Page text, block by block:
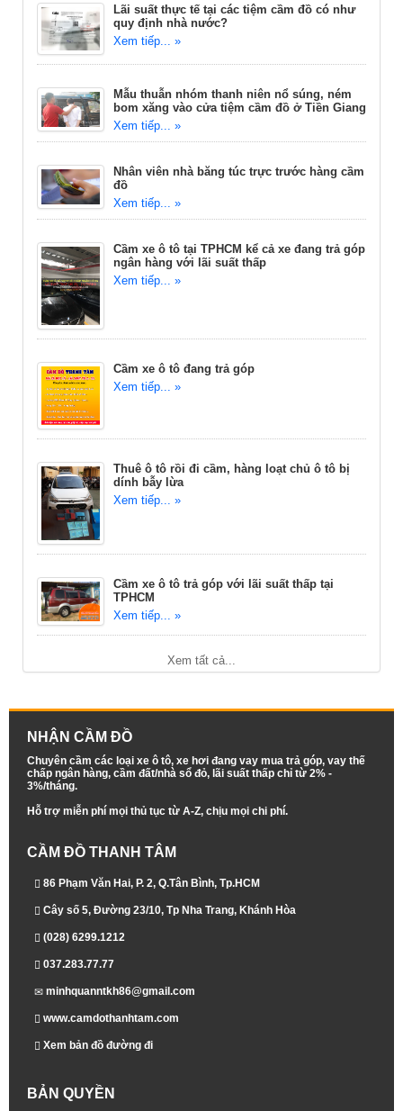
Lãi suất thực tế tại các tiệm cầm đồ có như
quy định nhà nước?
Xem tiếp... »
Mẫu thuẫn nhóm thanh niên nổ súng, ném
bom xăng vào cửa tiệm cầm đồ ở Tiền Giang
Xem tiếp... »
Nhân viên nhà băng túc trực trước hàng cầm
đồ
Xem tiếp... »
Cầm xe ô tô tại TPHCM kể cả xe đang trả góp
ngân hàng với lãi suất thấp
Xem tiếp... »
Cầm xe ô tô đang trả góp
Xem tiếp... »
Thuê ô tô rồi đi cầm, hàng loạt chủ ô tô bị
dính bẫy lừa
Xem tiếp... »
Cầm xe ô tô trả góp với lãi suất thấp tại
TPHCM
Xem tiếp... »
Xem tất cả...
NHẬN CẦM ĐỒ
Chuyên cầm các loại xe ô tô, xe hơi đang vay mua trả góp, vay thế
chấp ngân hàng, cầm đất/nhà sổ đỏ, lãi suất thấp chỉ từ 2% -
3%/tháng.
Hỗ trợ miễn phí mọi thủ tục từ A-Z, chịu mọi chi phí.
CẦM ĐỒ THANH TÂM
86 Phạm Văn Hai, P. 2, Q.Tân Bình, Tp.HCM
Cây số 5, Đường 23/10, Tp Nha Trang, Khánh Hòa
(028) 6299.1212
037.283.77.77
minhquanntkh86@gmail.com
www.camdothanhtam.com
Xem bản đồ đường đi
BẢN QUYỀN